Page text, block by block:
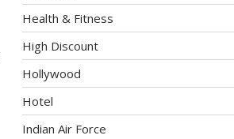
Health & Fitness
High Discount
Hollywood
Hotel
Indian Air Force